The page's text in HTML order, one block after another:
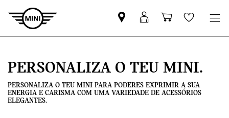
Pesquisar
parceiro
Iniciar
sessão
Carrinho
de
Wishlist
PERSONALIZA O TEU MINI.
PERSONALIZA O TEU MINI PARA PODERES EXPRIMIR A SUA
ENERGIA E CARISMA COM UMA VARIEDADE DE ACESSÓRIOS
ELEGANTES.